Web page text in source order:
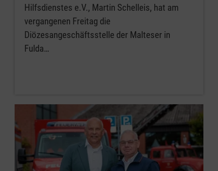
Hilfsdienstes e.V., Martin Schelleis, hat am
vergangenen Freitag die
Diözesangeschäftsstelle der Malteser in
Fulda…